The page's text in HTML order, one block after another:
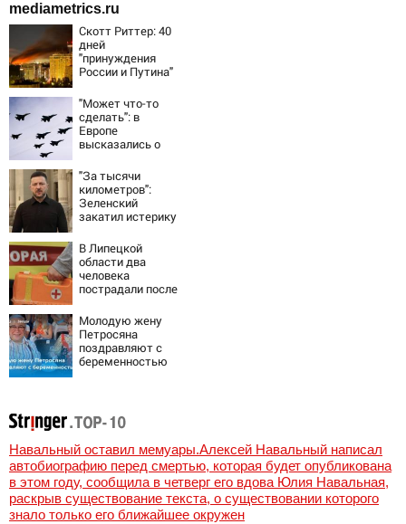
mediametrics.ru
Скотт Риттер: 40
дней
"принуждения
России и Путина"
крах режима
Зеленского
"Может что-то
сделать": в
Европе
высказались о
"За тысячи
километров":
Зеленский
закатил истерику
ночного удара
В Липецкой
области два
человека
пострадали после
Молодую жену
Петросяна
поздравляют с
беременностью
Навальный оставил мемуары.Алексей Навальный написал
автобиографию перед смертью, которая будет опубликована
в этом году, сообщила в четверг его вдова Юлия Навальная,
раскрыв существование текста, о существовании которого
знало только его ближайшее окружен